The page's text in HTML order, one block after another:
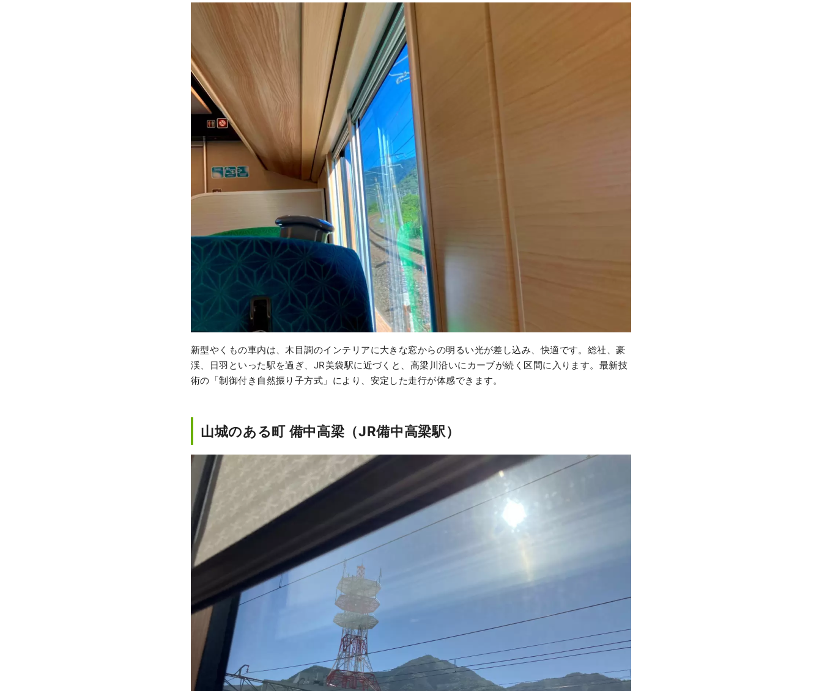
新型やくもの車内は、木目調のインテリアに大きな窓からの明るい光が差し込み、快適です。総社、豪
渓、日羽といった駅を過ぎ、JR美袋駅に近づくと、高梁川沿いにカーブが続く区間に入ります。最新技
術の「制御付き自然振り子方式」により、安定した走行が体感できます。
山城のある町 備中高梁（JR備中高梁駅）